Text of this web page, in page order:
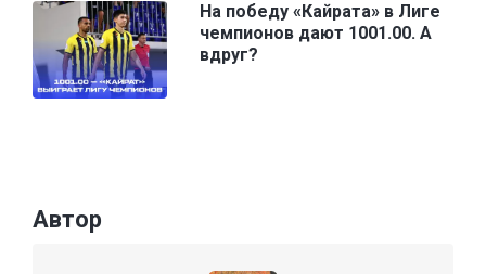
На победу «Кайрата» в Лиге
чемпионов дают 1001.00. А
вдруг?
Автор